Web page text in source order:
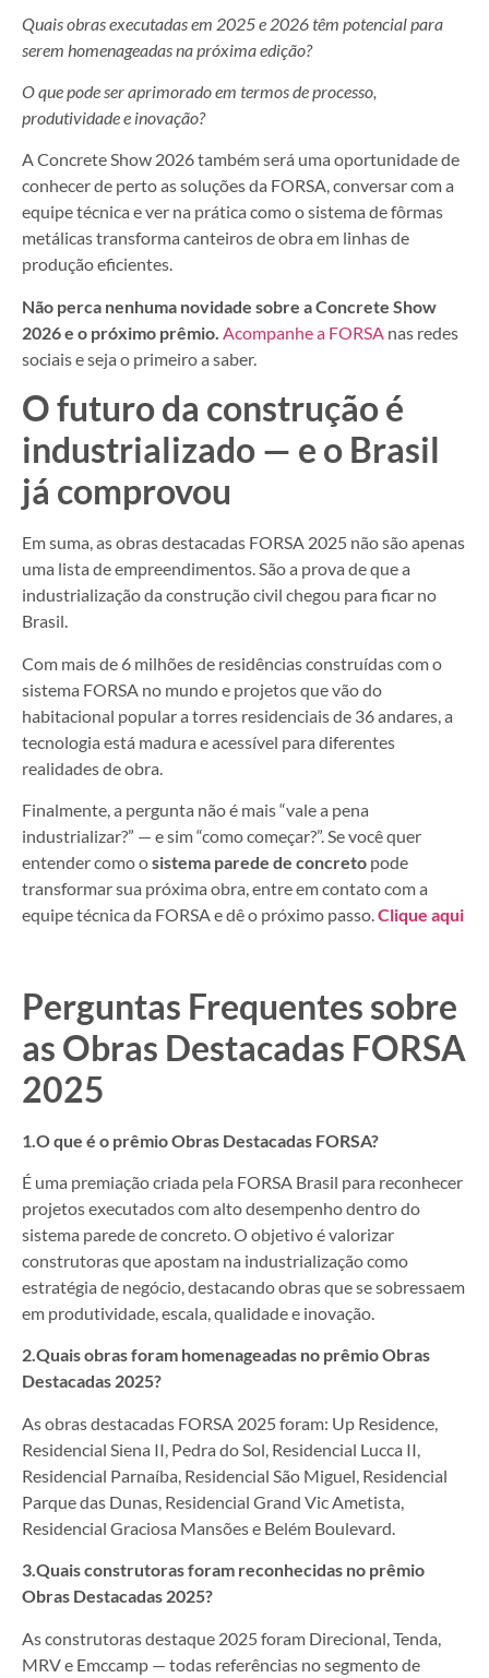
Quais obras executadas em 2025 e 2026 têm potencial para
serem homenageadas na próxima edição?
O que pode ser aprimorado em termos de processo,
produtividade e inovação?
A Concrete Show 2026 também será uma oportunidade de
conhecer de perto as soluções da FORSA, conversar com a
equipe técnica e ver na prática como o sistema de fôrmas
metálicas transforma canteiros de obra em linhas de
produção eficientes.
Não perca nenhuma novidade sobre a Concrete Show
2026 e o próximo prêmio. Acompanhe a FORSA nas redes
sociais e seja o primeiro a saber.
O futuro da construção é
industrializado — e o Brasil
já comprovou
Em suma, as obras destacadas FORSA 2025 não são apenas
uma lista de empreendimentos. São a prova de que a
industrialização da construção civil chegou para ficar no
Brasil.
Com mais de 6 milhões de residências construídas com o
sistema FORSA no mundo e projetos que vão do
habitacional popular a torres residenciais de 36 andares, a
tecnologia está madura e acessível para diferentes
realidades de obra.
Finalmente, a pergunta não é mais “vale a pena
industrializar?” — e sim “como começar?”. Se você quer
entender como osistema parede de concreto pode
transformar sua próxima obra, entre em contato com a
equipe técnica da FORSA e dê o próximo passo.Clique aqui
Perguntas Frequentes sobre
as Obras Destacadas FORSA
2025
1.O que é o prêmio Obras Destacadas FORSA?
É uma premiação criada pela FORSA Brasil para reconhecer
projetos executados com alto desempenho dentro do
sistema parede de concreto. O objetivo é valorizar
construtoras que apostam na industrialização como
estratégia de negócio, destacando obras que se sobressaem
em produtividade, escala, qualidade e inovação.
2.Quais obras foram homenageadas no prêmio Obras
Destacadas 2025?
As obras destacadas FORSA 2025 foram: Up Residence,
Residencial Siena II, Pedra do Sol, Residencial Lucca II,
Residencial Parnaíba, Residencial São Miguel, Residencial
Parque das Dunas, Residencial Grand Vic Ametista,
Residencial Graciosa Mansões e Belém Boulevard.
3.Quais construtoras foram reconhecidas no prêmio
Obras Destacadas 2025?
As construtoras destaque 2025 foram Direcional, Tenda,
MRV e Emccamp — todas referências no segmento de